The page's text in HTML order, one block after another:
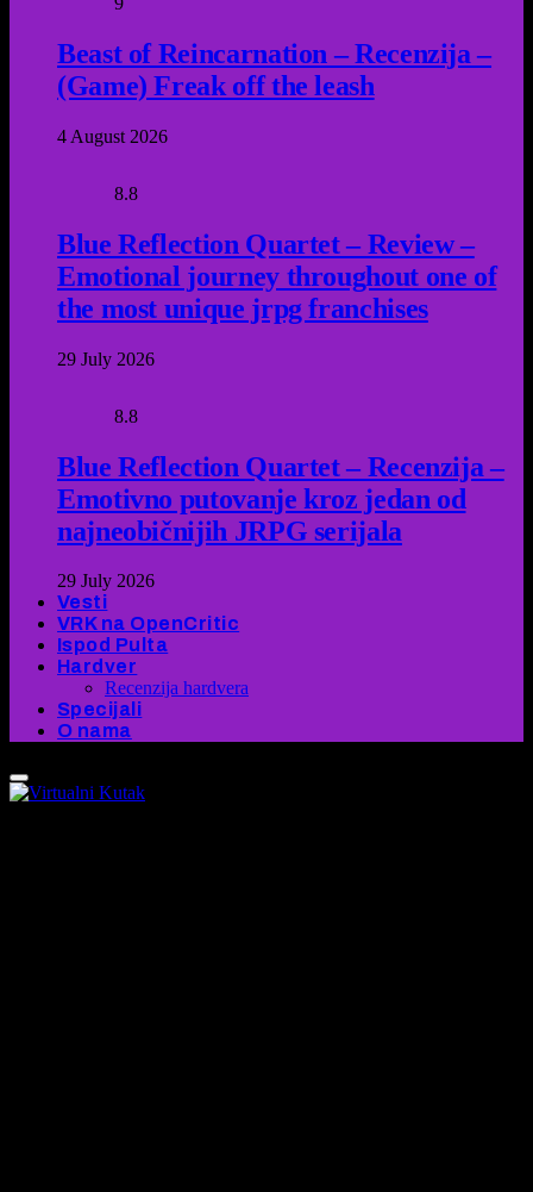
Beast of Reincarnation – Recenzija –
(Game) Freak off the leash
4 August 2026
8.8
Blue Reflection Quartet – Review –
Emotional journey throughout one of
the most unique jrpg franchises
29 July 2026
8.8
Blue Reflection Quartet – Recenzija –
Emotivno putovanje kroz jedan od
najneobičnijih JRPG serijala
29 July 2026
Vesti
VRK na OpenCritic
Ispod Pulta
Hardver
Recenzija hardvera
Specijali
O nama